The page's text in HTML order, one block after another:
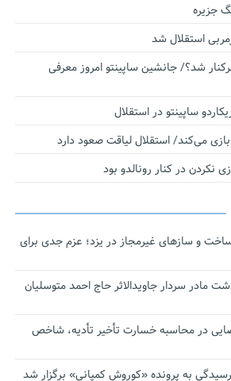
جزیره
استقلال شد
شد؟/ جانشین ساپینتو امروز معرفی
ساپینتو در استقلال
می‌کند/ استقلال لیاقت صعود دارد
نکردن در کنار رونالدو بود
و سازهای غیرمجاز در یزد؛ عزم جدی برای
مادر سردار جاویدالاثر حاج احمد متوسلیان
در محاسبه خسارت تأخیر تأدیه، شاخص
به پرونده «کوروش کمپانی» برگزار شد